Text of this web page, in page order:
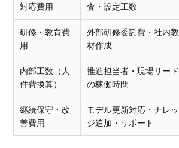
対応費用
査・設定工数
研修・教育費
用
外部研修委託費・社内教
材作成
内部工数（人
件費換算）
推進担当者・現場リード
の稼働時間
継続保守・改
善費用
モデル更新対応・ナレッ
ジ追加・サポート